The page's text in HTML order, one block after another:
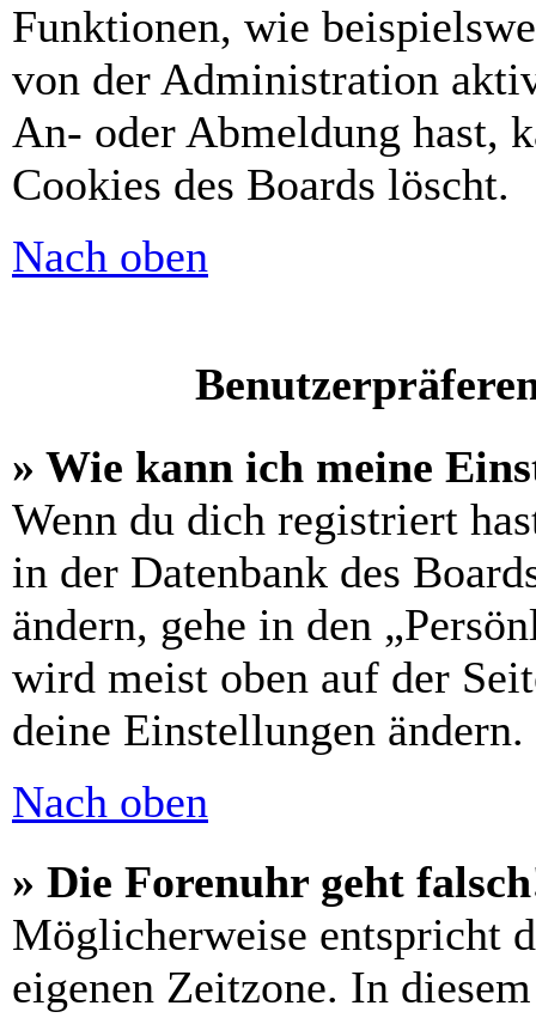
Funktionen, wie
von der Administration
An- oder Abmeldung hast,
Cookies des Boards löscht.
Nach oben
» Wie kann ich meine
Wenn du dich registriert
in der Datenbank des
ändern, gehe in den
wird meist oben auf der
deine Einstellungen ändern.
Nach oben
» Die Forenuhr geht
Möglicherweise entspricht
eigenen Zeitzone. In